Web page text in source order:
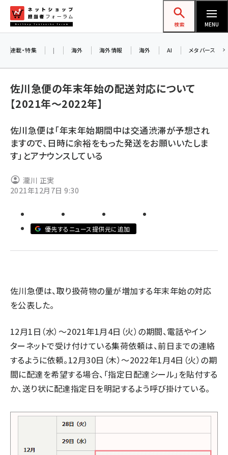
ン
ネットショップ担当者フォーラム
検索 MENU
yahoo (1901)
楽天 (1871)
アスクル (1119)
ビィ・フォアード (773)
連載・特集 | 海外 海外情報 海外 AI メタバース
佐川急便の年末年始の配送対応について
【2021年～2022年】
佐川急便は「年末年始期間中は交通渋滞が予想され
ますので、日時に余裕をもった発送をお願いいたしま
す」とアナウンスしている
瀧川 正実
2021年12月7日 9:30
優先するニュース提供元に追加
佐川急便は、取り扱荷物の量が増加する年末年始の対応
を公表した。
12月1日（水）～2021年1月4日（火）の期間、電話やイン
ターネットで受け付けている集荷依頼は、前日までの連絡
するように依頼。12月30日（木）～2022年1月4日（火）の期
間に配達を希望する場合、「指定日配達シール」を貼付する
か、送り状に配達指定日を明記するよう呼び掛けている。
お